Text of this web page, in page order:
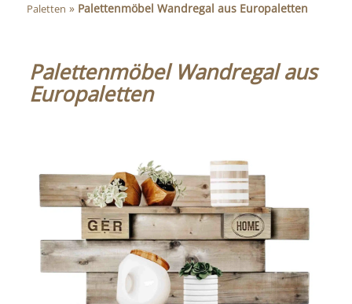
Paletten » Palettenmöbel Wandregal aus Europaletten
Palettenmöbel Wandregal aus
Europaletten